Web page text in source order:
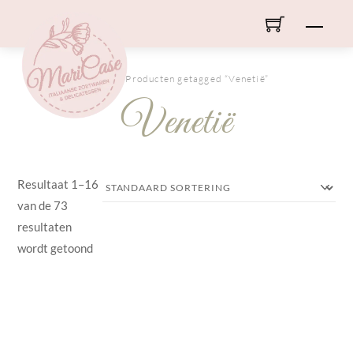
content
HOME / Producten getagged “Venetië”
Venetië
Resultaat 1–16
van de 73
resultaten
wordt getoond